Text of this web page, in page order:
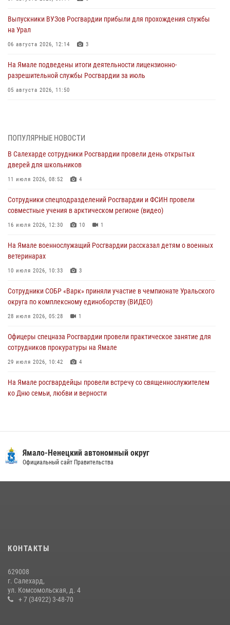
Выпускники ВУЗов Росгвардии прибыли для прохождения службы
на Урал
06 августа 2026, 12:14 3
На Ямале подведены итоги деятельности лицензионно-
разрешительной службы Росгвардии за июль
05 августа 2026, 11:50
03 августа 2026, 07:21 2
Генерал-полковник Юрий Аверин выступил на Всероссийском
молодёжном образовательном форуме «Территория смыслов»
03 августа 2026, 06:54
Директор Росгвардии Герой России генерал армии Виктор Золотов
поздравил специалистов подразделений тыла с профессиональным
праздником
Сотрудники СОБР «Варк» повышают боевое мастерство на Ямале
30 июля 2026, 09:34 1
Офицеры спецназа Росгвардии провели практическое занятие для
сотрудников прокуратуры на Ямале
29 июля 2026, 10:42 4
ПОПУЛЯРНЫЕ НОВОСТИ
В Салехарде сотрудники Росгвардии провели день открытых
дверей для школьников
11 июля 2026, 08:52 4
Сотрудники спецподразделений Росгвардии и ФСИН провели
совместные учения в арктическом регионе (видео)
16 июля 2026, 12:30 10 1
На Ямале военнослужащий Росгвардии рассказал детям о военных
ветеринарах
10 июля 2026, 10:33 3
Сотрудники СОБР «Варк» приняли участие в чемпионате Уральского
округа по комплексному единоборству (ВИДЕО)
28 июля 2026, 05:28 1
Офицеры спецназа Росгвардии провели практическое занятие для
сотрудников прокуратуры на Ямале
29 июля 2026, 10:42 4
На Ямале росгвардейцы провели встречу со священнослужителем
ко Дню семьи, любви и верности
«Каникулы с Росгвардией» продолжаются на Ямале
14 июля 2026, 06:53
Ямало-Ненецкий автономный округ
Официальный сайт Правительства
КОНТАКТЫ
629008
г. Салехард,
ул. Комсомольская, д. 4
+ 7 (34922) 3-48-70